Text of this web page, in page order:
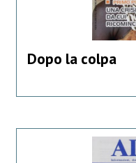
Dopo la colpa